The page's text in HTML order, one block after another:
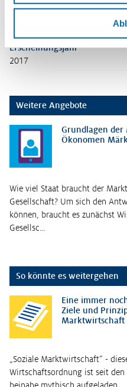
Marktformen,Ministererlaubnis
Erscheinungsjahr
2017
Weitere Angebote
Grundlagen
Ökonomen
Wie viel Staat braucht der
Gesellschaft? Um sich den
können, braucht es zunächst
Gesellsc…
So könnte es weitergehen
Eine immer
Ziele und
Marktwirtschaft
„Soziale Marktwirtschaft“ -
Wirtschaftsordnung ist seit den
beinahe mythisch aufgeladen.